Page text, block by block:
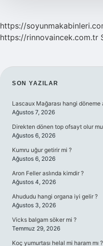
https://
https://rinnovaincek.com.tr
SIDEBAR
SON YAZILAR
Lascaux Mağarası hangi döneme
Ağustos 7, 2026
Direkten dönen top ofsayt olur
Ağustos 6, 2026
Kumru uğur getirir mi ?
Ağustos 6, 2026
Aron Feller aslında kimdir ?
Ağustos 4, 2026
Ahududu hangi organa iyi gelir ?
Ağustos 3, 2026
Vicks balgam söker mi ?
Temmuz 29, 2026
Koç yumurtası helal mi haram mı ?